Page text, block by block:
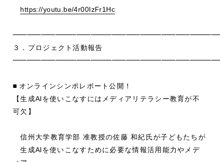
https://youtu.be/4r00IzFr1Hc
３．プロジェクト活動報告
■ オンラインシンポレポート公開！
【生成AIを使いこなすにはメディアリテラシー教育が不
可欠】
信州大学教育学部 准教授の佐藤 和紀氏が子どもたちが
生成AIを使いこなすために必要な情報活用能力やメデ